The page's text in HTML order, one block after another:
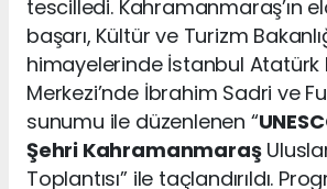
tescilledi. Kahramanmaraş’ın
başarı, Kültür ve Turizm
himayelerinde İstanbul Atatürk
Merkezi’nde İbrahim Sadri ve
sunumu ile düzenlenen “
Şehri Kahramanmaraş
Toplantısı” ile taçlandırıldı.